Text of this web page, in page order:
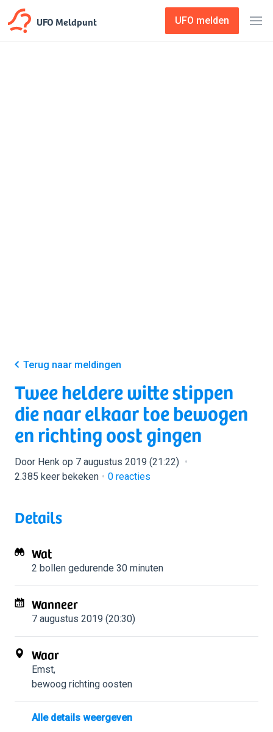
UFO Meldpunt UFO melden
Terug naar meldingen
Twee heldere witte stippen
die naar elkaar toe bewogen
en richting oost gingen
Door Henk op 7 augustus 2019 (21:22)
2.385 keer bekeken
0 reacties
Details
Wat
2 bollen gedurende 30 minuten
Wanneer
7 augustus 2019 (20:30)
Waar
Emst,
bewoog richting oosten
Alle details weergeven